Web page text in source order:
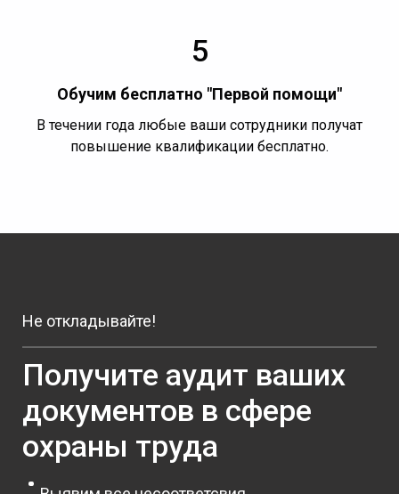
5
Обучим бесплатно "Первой помощи"
В течении года любые ваши сотрудники получат
повышение квалификации бесплатно.
Не откладывайте!
Получите аудит ваших
документов в сфере
охраны труда